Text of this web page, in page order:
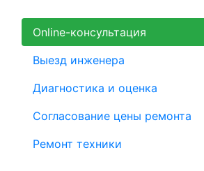
Online-консультация
Выезд инженера
Диагностика и оценка
Согласование цены ремонта
Ремонт техники